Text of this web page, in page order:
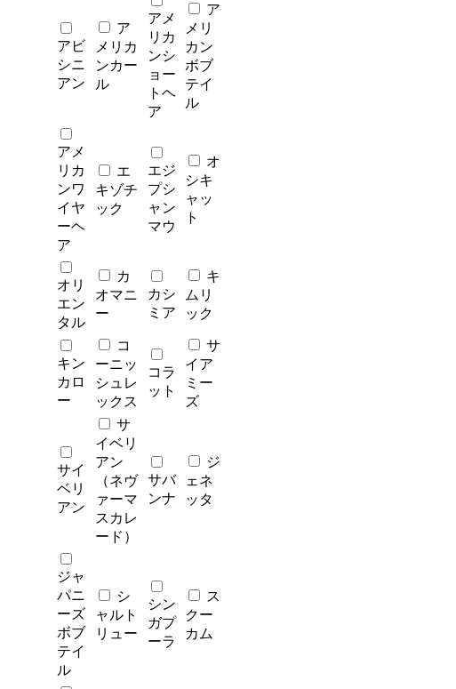
アビ
シニ
アン
ア
メリカ
ンカー
ル
アメ
リカ
ンシ
ョー
トヘ
ア
ア
メリ
カン
ボブ
テイ
ル
アメ
リカ
ンワ
イヤ
ーヘ
ア
エ
キゾチ
ック
エジ
プシ
ャン
マウ
オ
シキ
ャッ
ト
オリ
エン
タル
カ
オマニ
ー
カシ
ミア
キ
ムリ
ック
キン
カロ
ー
コ
ーニッ
シュレ
ックス
コラ
ット
サ
イア
ミー
ズ
サイ
ベリ
アン
サ
イベリ
アン
（ネヴ
ァーマ
スカレ
ード）
サバ
ンナ
ジ
ェネ
ッタ
ジャ
パニ
ーズ
ボブ
テイ
ル
シ
ャルト
リュー
シン
ガプ
ーラ
ス
クー
カム